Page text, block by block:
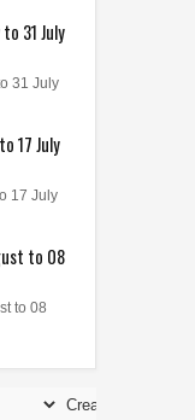
31 July
31 July
17 July
17 July
to 08
to 08